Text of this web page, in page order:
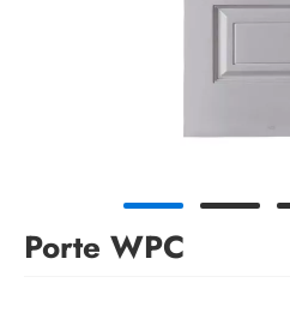
Porte WPC